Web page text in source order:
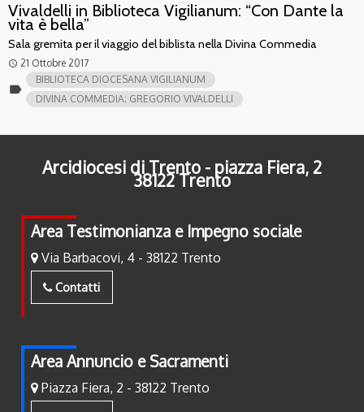
Vivaldelli in Biblioteca Vigilianum: “Con Dante la
vita è bella”
Sala gremita per il viaggio del biblista nella Divina Commedia
access_time 21 Ottobre 2017
label
BIBLIOTECA DIOCESANA VIGILIANUM
DIVINA COMMEDIA; GREGORIO VIVALDELLI
Arcidiocesi di Trento - piazza Fiera, 2
38122 Trento
Area Testimonianza e Impegno sociale
Via Barbacovi, 4 - 38122 Trento
Contatti
Area Annuncio e Sacramenti
Piazza Fiera, 2 - 38122 Trento